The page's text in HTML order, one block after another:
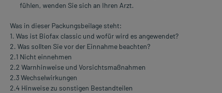
fühlen, wenden Sie sich an Ihren Arzt.
Was in dieser Packungsbeilage steht:
1. Was ist Biofax classic und wofür wird es angewendet?
2. Was sollten Sie vor der Einnahme beachten?
2.1 Nicht einnehmen
2.2 Warnhinweise und Vorsichtsmaßnahmen
2.3 Wechselwirkungen
2.4 Hinweise zu sonstigen Bestandteilen